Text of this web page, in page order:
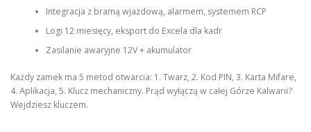
Integracja z bramą wjazdową, alarmem, systemem RCP
Logi 12 miesięcy, eksport do Excela dla kadr
Zasilanie awaryjne 12V + akumulator
Każdy zamek ma 5 metod otwarcia: 1. Twarz, 2. Kod PIN, 3. Karta Mifare,
4. Aplikacja, 5. Klucz mechaniczny. Prąd wyłączą w całej Górze Kalwarii?
Wejdziesz kluczem.